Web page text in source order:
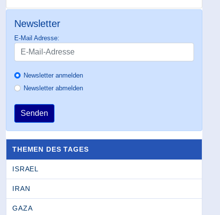
Newsletter
E-Mail Adresse:
Newsletter anmelden
Newsletter abmelden
Senden
THEMEN DES TAGES
ISRAEL
IRAN
GAZA